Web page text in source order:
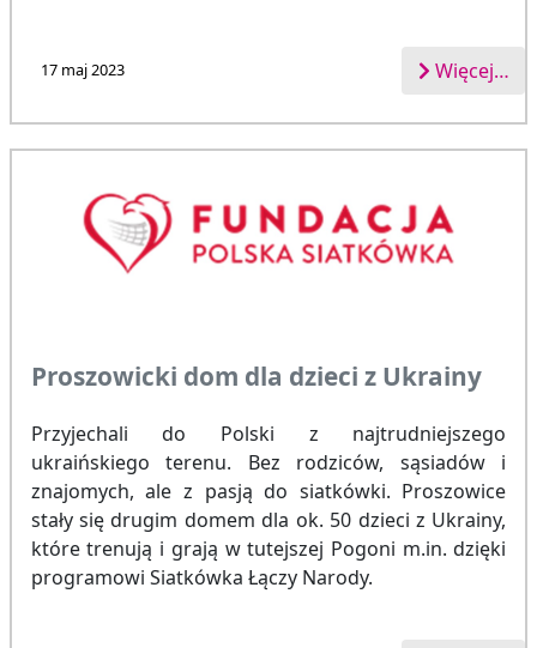
17 maj 2023 Więcej…
Proszowicki dom dla dzieci z Ukrainy
Przyjechali do Polski z najtrudniejszego
ukraińskiego terenu. Bez rodziców, sąsiadów i
znajomych, ale z pasją do siatkówki. Proszowice
stały się drugim domem dla ok. 50 dzieci z Ukrainy,
które trenują i grają w tutejszej Pogoni m.in. dzięki
programowi Siatkówka Łączy Narody.